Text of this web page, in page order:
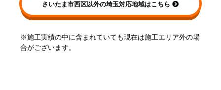
さいたま市西区以外の埼玉対応地域はこちら
※施工実績の中に含まれていても現在は施工エリア外の場
合がございます。